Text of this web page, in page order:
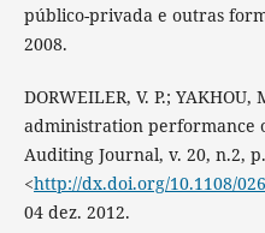
público-privada e outras
2008.
DORWEILER, V. P.;
administration performance
Auditing Journal, v. 20, n.2,
<http://dx.doi.org/10.1108/
04 dez. 2012.